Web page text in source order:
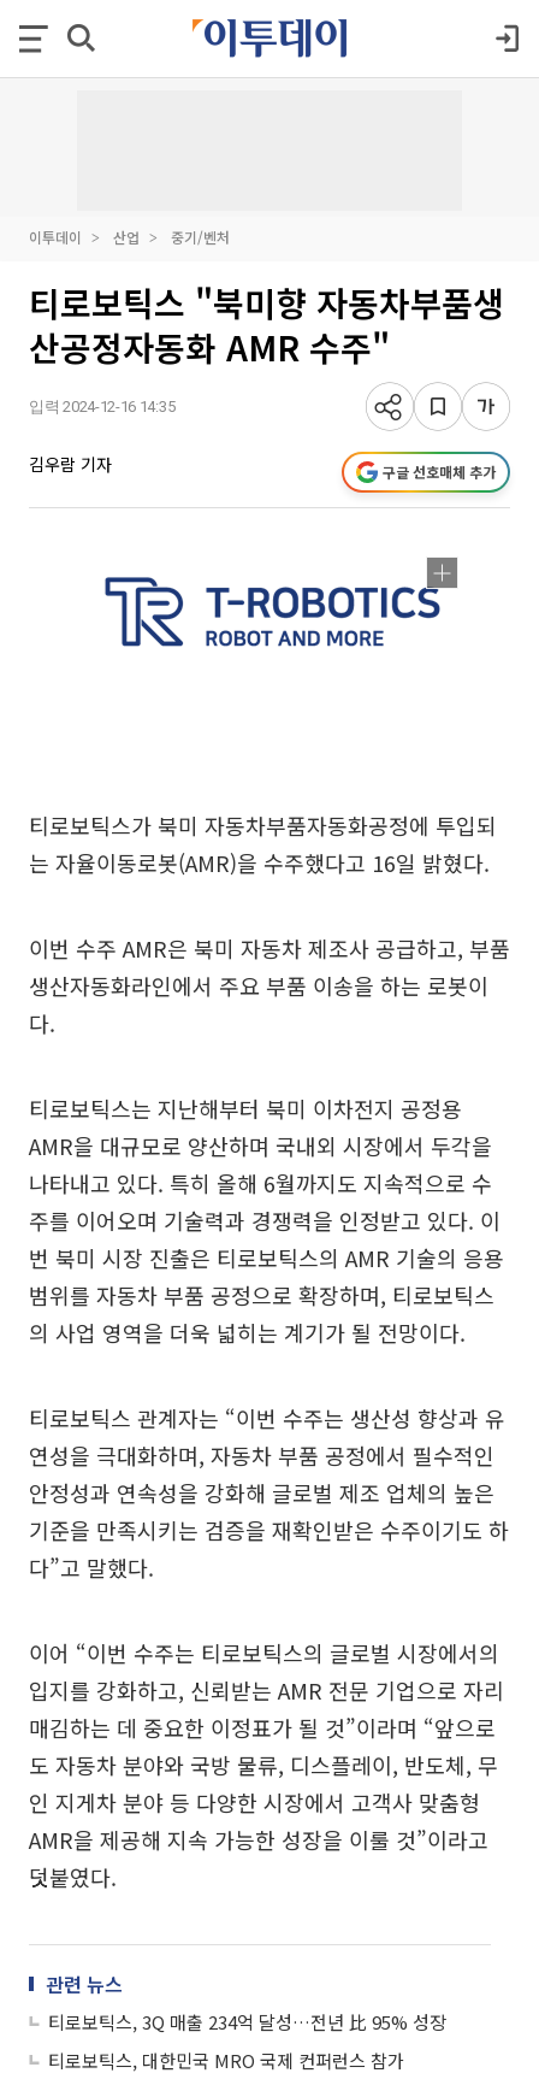
이투데이 산업 중기/벤처
티로보틱스 "북미향 자동차부품생
산공정자동화 AMR 수주"
입력 2024-12-16 14:35
김우람 기자 구글 선호매체 추가
티로보틱스가 북미 자동차부품자동화공정에 투입되
는 자율이동로봇(AMR)을 수주했다고 16일 밝혔다.
이번 수주 AMR은 북미 자동차 제조사 공급하고, 부품
생산자동화라인에서 주요 부품 이송을 하는 로봇이
다.
티로보틱스는 지난해부터 북미 이차전지 공정용
AMR을 대규모로 양산하며 국내외 시장에서 두각을
나타내고 있다. 특히 올해 6월까지도 지속적으로 수
주를 이어오며 기술력과 경쟁력을 인정받고 있다. 이
번 북미 시장 진출은 티로보틱스의 AMR 기술의 응용
범위를 자동차 부품 공정으로 확장하며, 티로보틱스
의 사업 영역을 더욱 넓히는 계기가 될 전망이다.
티로보틱스 관계자는 “이번 수주는 생산성 향상과 유
연성을 극대화하며, 자동차 부품 공정에서 필수적인
안정성과 연속성을 강화해 글로벌 제조 업체의 높은
기준을 만족시키는 검증을 재확인받은 수주이기도 하
다”고 말했다.
이어 “이번 수주는 티로보틱스의 글로벌 시장에서의
입지를 강화하고, 신뢰받는 AMR 전문 기업으로 자리
매김하는 데 중요한 이정표가 될 것”이라며 “앞으로
도 자동차 분야와 국방 물류, 디스플레이, 반도체, 무
인 지게차 분야 등 다양한 시장에서 고객사 맞춤형
AMR을 제공해 지속 가능한 성장을 이룰 것”이라고
덧붙였다.
관련 뉴스
티로보틱스, 3Q 매출 234억 달성…전년 比 95% 성장
티로보틱스, 대한민국 MRO 국제 컨퍼런스 참가